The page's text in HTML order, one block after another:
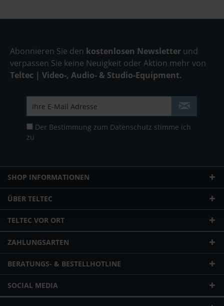
Abonnieren Sie den kostenlosen Newsletter und
verpassen Sie keine Neuigkeit oder Aktion mehr von
Teltec | Video-, Audio- & Studio-Equipment.
Der Bestimmung zum Datenschutz stimme ich
zu
SHOP INFORMATIONEN
ÜBER TELTEC
TELTEC VOR ORT
ZAHLUNGSARTEN
BERATUNGS- & BESTELLHOTLINE
SOCIAL MEDIA